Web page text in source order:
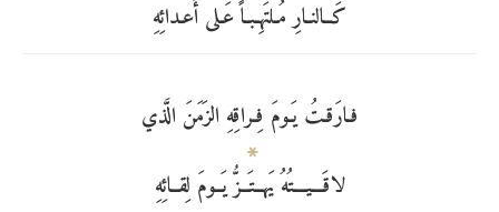
كَــالنـارِ مُـلتَهِـبـاً عَـلى أَعـدائِهِ
فـارَقـتُ يَـومَ فِـراقِهِ الزَمَنَ الَّذي
لاقَـــيـــتُهُ يَهــتَــزُّ يَــومَ لِقــائِهِ